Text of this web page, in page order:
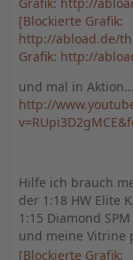
[Blockierte Grafik:
http://abload.de/
Grafik: http://
und mal in Aktion...
http://
Hilfe ich brauch
der 1:18 HW Elite
1:15 Diamond SPM
und meine Vitrine
[Blockierte Grafik: